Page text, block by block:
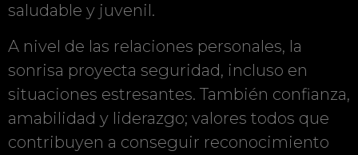
saludable y juvenil.
A nivel de las relaciones personales, la
sonrisa proyecta seguridad, incluso en
situaciones estresantes. También confianza,
amabilidad y liderazgo; valores todos que
contribuyen a conseguir reconocimiento